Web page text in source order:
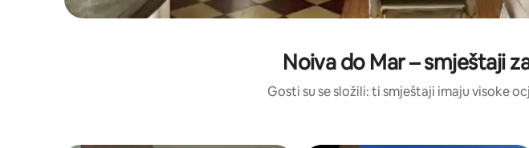
Noiva do Mar – smještaji
Gosti su se složili: ti smještaji imaju visoke